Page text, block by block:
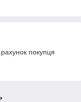
покупця